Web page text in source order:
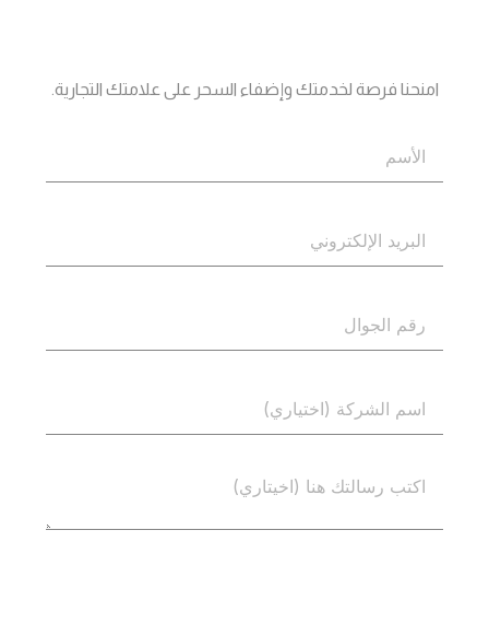
امنحنا فرصة لخدمتك وإضفاء السحر على علامتك التجارية.